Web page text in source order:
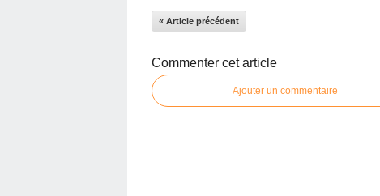
« Article précédent
Commenter cet article
Ajouter un commentaire